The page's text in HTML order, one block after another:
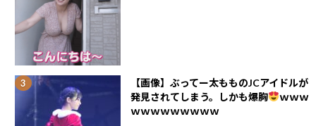
【画像】ぶってー太もものJCアイドルが
発見されてしまう。しかも爆胸
ｗｗｗ
ｗｗｗｗｗｗｗｗｗ